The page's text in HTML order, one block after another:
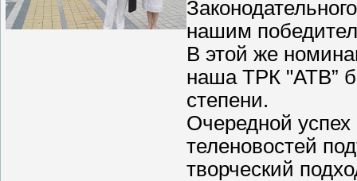
нашим
В этой же
наша ТРК "АТВ”
степени.
Очередной
теленовостей
творческий